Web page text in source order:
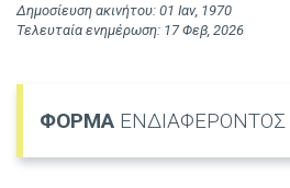
Δημοσίευση ακινήτου: 01 Ιαν, 1970
Τελευταία ενημέρωση: 17 Φεβ, 2026
ΦΟΡΜΑ ΕΝΔΙΑΦΕΡΟΝΤΟΣ